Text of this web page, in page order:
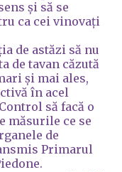
și să se
ca cei vinovați
de astăzi să nu
de tavan căzută
și mai ales,
în acel
să facă o
măsurile ce se
de
Primarul